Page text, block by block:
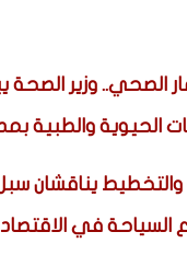
الصحي.. وزير الصحة
الحيوية والطبية
والتخطيط يناقشان
السياحة في